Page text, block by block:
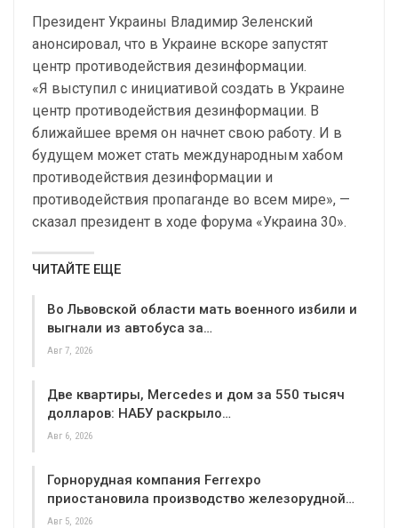
Президент Украины Владимир Зеленский
анонсировал, что в Украине вскоре запустят
центр противодействия дезинформации.
«Я выступил с инициативой создать в Украине
центр противодействия дезинформации. В
ближайшее время он начнет свою работу. И в
будущем может стать международным хабом
противодействия дезинформации и
противодействия пропаганде во всем мире», —
сказал президент в ходе форума «Украина 30».
ЧИТАЙТЕ ЕЩЕ
Во Львовской области мать военного избили и
выгнали из автобуса за…
Авг 7, 2026
Две квартиры, Mercedes и дом за 550 тысяч
долларов: НАБУ раскрыло…
Авг 6, 2026
Горнорудная компания Ferrexpo
приостановила производство железорудной…
Авг 5, 2026